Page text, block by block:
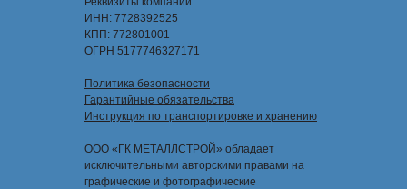
ИНН: 7728392525
КПП: 772801001
ОГРН 5177746327171
Политика безопасности
Гарантийные обязательства
Инструкция по транспортировке и хранению
ООО «ГК МЕТАЛЛСТРОЙ» обладает
исключительными авторскими правами на
графические и фотографические